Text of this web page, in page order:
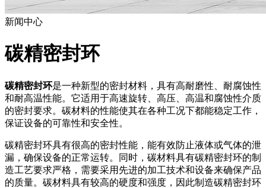
新闻中心
碳精密封环
碳精密封环是一种新型的密封材料，具有高耐磨性、耐腐蚀性
和耐高温性能。它适用于高速旋转、高压、高温和腐蚀性介质
的密封要求。碳材料的性能使其在各种工况下都能稳定工作，
保证设备的可靠性和安全性。
碳精密封环具有很高的密封性能，能有效防止液体或气体的泄
漏，确保设备的正常运转。同时，碳材料具有碳精密封环的制
造工艺要求严格，需要采用先进的加工技术和设备来确保产品
的质量。碳材料具有较高的硬度和强度，因此制造碳精密封环